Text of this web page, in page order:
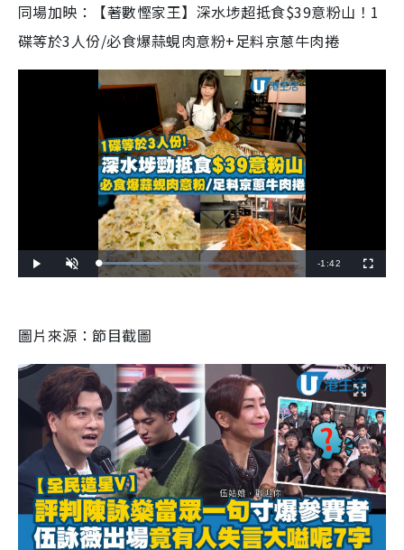
同場加映：【著數慳家王】深水埗超抵食$39意粉山！1
碟等於3人份/必食爆蒜蜆肉意粉+足料京蔥牛肉捲
l
n
L
o
3
1
6
%
R
i
n
i
n
g
T
-1:42
u
圖片來源：節目截圖